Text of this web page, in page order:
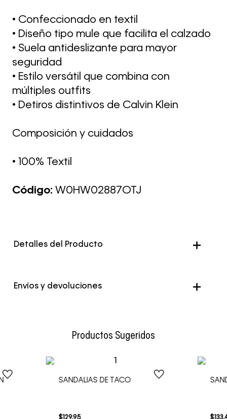
• Confeccionado en textil
• Diseño tipo mule que facilita el calzado
• Suela antideslizante para mayor
seguridad
• Estilo versátil que combina con
múltiples outfits
• Detiros distintivos de Calvin Klein
Composición y cuidados
• 100% Textil
Código: W0HW02887OTJ
Detalles del Producto
Color Negro
Envíos y devoluciones
Productos Sugeridos
SANDALIAS DE TACO